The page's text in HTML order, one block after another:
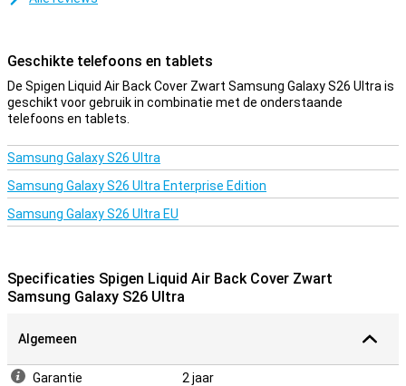
Geschikte telefoons en tablets
De Spigen Liquid Air Back Cover Zwart Samsung Galaxy S26 Ultra is
geschikt voor gebruik in combinatie met de onderstaande
telefoons en tablets.
Samsung Galaxy S26 Ultra
Samsung Galaxy S26 Ultra Enterprise Edition
Samsung Galaxy S26 Ultra EU
Specificaties Spigen Liquid Air Back Cover Zwart
Samsung Galaxy S26 Ultra
Algemeen
Garantie
2 jaar